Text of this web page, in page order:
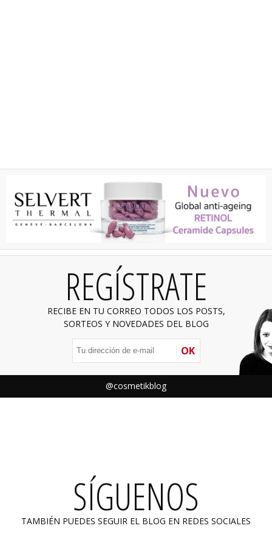
REGÍSTRATE
RECIBE EN TU CORREO TODOS LOS POSTS,
SORTEOS Y NOVEDADES DEL BLOG
OK
@cosmetikblog
SÍGUENOS
TAMBIÉN PUEDES SEGUIR EL BLOG EN REDES SOCIALES